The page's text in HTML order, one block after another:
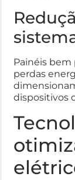
Painéis
perdas
dispositivos